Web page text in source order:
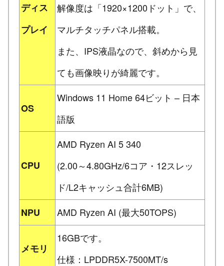
ディス
プレイ
解像度は「1920×1200ドット」で、
マルチタッチパネル搭載。
また、IPS液晶なので、斜めから見
ても画像映りが綺麗です。
OS
Windows 11 Home 64ビット – 日本
語版
CPU
AMD Ryzen AI 5 340
(2.00～4.80GHz/6コア・12スレッ
ド/L2キャッシュ合計6MB)
NPU
AMD Ryzen AI (最大50TOPS)
メモリ
16GBです。
仕様：LPDDR5X-7500MT/s